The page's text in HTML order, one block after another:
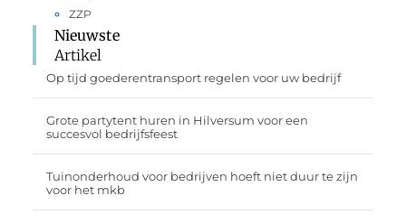
ZZP
Nieuwste
Artikel
Op tijd goederentransport regelen voor uw bedrijf
Grote partytent huren in Hilversum voor een
succesvol bedrijfsfeest
Tuinonderhoud voor bedrijven hoeft niet duur te zijn
voor het mkb